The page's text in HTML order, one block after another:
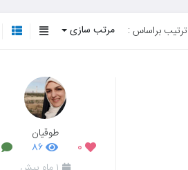
ترتیب براساس : مرتب سازی
طوقیان
۰ ۸۶